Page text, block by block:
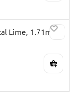
Lime, 1.71m x